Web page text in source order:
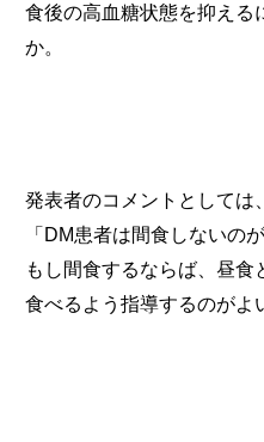
食後の高血糖状態を抑える
か。
発表者のコメントとしては、
「DM患者は間食しないの
もし間食するならば、昼食
食べるよう指導するのがよ